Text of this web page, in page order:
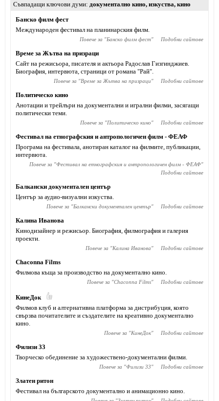
Съвпадащи ключови думи документално кино, изкуства, кино
Банско филм фест
Международен фестивал на планинарския филм.
Повече за "Банско филм фест" Подобни сайтове
Време за Жътва на призраци
Сайт на режисьора, писателя и актьора Радослав Гизгинджиев‎.
Биография, интервюта, страници от романа "Рай".
Повече за "Време за Жътва на призраци" Подобни сайтове
Политическо кино
Анотации и трейлъри на документални и игрални филми, засягащи
политически теми.
Повече за "Политическо кино" Подобни сайтове
Фестивал на етнографския и антропологичен филм - ФЕАФ
Програма на фестивала, анотиран каталог на филмите, публикации,
интервюта.
Повече за "Фестивал на етнографския и антропологичен филм - ФЕАФ"
Подобни сайтове
Балкански документален център
Център за аудио-визуални изкуства.
Повече за "Балкански документален център" Подобни сайтове
Калина Иванова
Кинодизайнер и режисьор. Биография, филмография и галерия
проекти.
Повече за "Калина Иванова" Подобни сайтове
Chaconna Films
Филмова къща за производство на документално кино.
Повече за "Chaconna Films" Подобни сайтове
КинеДок
Филмов клуб и алтернативна платформа за дистрибуция, която
свързва почитателите и създателите на креативно документално
кино.
Повече за "КинеДок" Подобни сайтове
Филизи 33
Творческо обединение за художествено-документални филми.
Повече за "Филизи 33" Подобни сайтове
Златен ритон
Фестивал на българското документално и анимационно кино.